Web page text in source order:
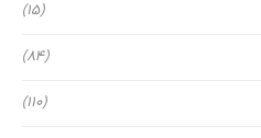
(15)
(84)
(110)